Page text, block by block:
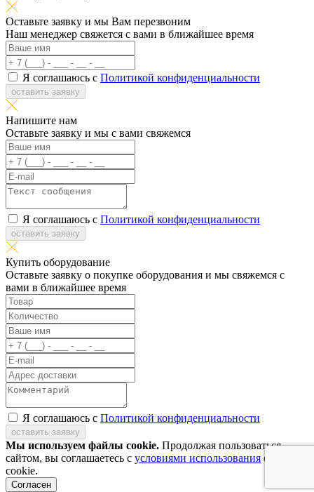
Оставьте заявку и мы Вам перезвоним
Наш менеджер свяжется с вами в ближайшее время
Я соглашаюсь с Политикой конфиденциальности
оставить заявку
Напишите нам
Оставьте заявку и мы с вами свяжемся
Я соглашаюсь с Политикой конфиденциальности
оставить заявку
Купить оборудование
Оставьте заявку о покупке оборудования и мы свяжемся с
вами в ближайшее время
Я соглашаюсь с Политикой конфиденциальности
оставить заявку
Мы используем файлы cookie. Продолжая пользоваться
сайтом, вы соглашаетесь с условиями использования файлов
cookie.
Согласен